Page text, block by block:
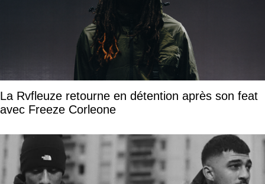
La Rvfleuze retourne en détention après son feat
avec Freeze Corleone